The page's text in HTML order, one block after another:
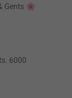
Gents 🌸
6000